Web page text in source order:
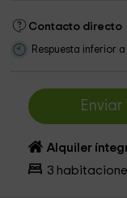
Contacto directo
Respuesta inferior a
Alquiler
3